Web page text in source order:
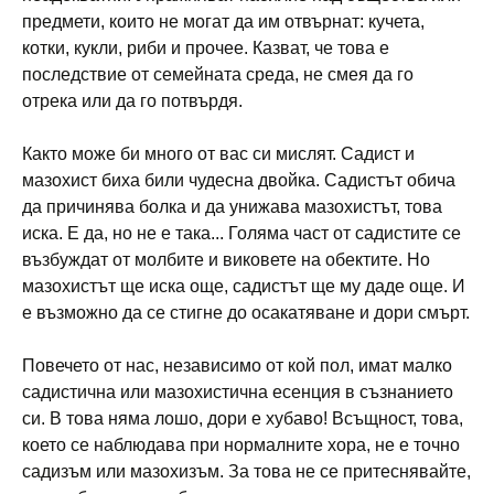
предмети, които не могат да им отвърнат: кучета,
котки, кукли, риби и прочее. Казват, че това е
последствие от семейната среда, не смея да го
отрека или да го потвърдя.
Както може би много от вас си мислят. Садист и
мазохист биха били чудесна двойка. Садистът обича
да причинява болка и да унижава мазохистът, това
иска. Е да, но не е така... Голяма част от садистите се
възбуждат от молбите и виковете на обектите. Но
мазохистът ще иска още, садистът ще му даде още. И
е възможно да се стигне до осакатяване и дори смърт.
Повечето от нас, независимо от кой пол, имат малко
садистична или мазохистична есенция в съзнанието
си. В това няма лошо, дори е хубаво! Всъщност, това,
което се наблюдава при нормалните хора, не е точно
садизъм или мазохизъм. За това не се притеснявайте,